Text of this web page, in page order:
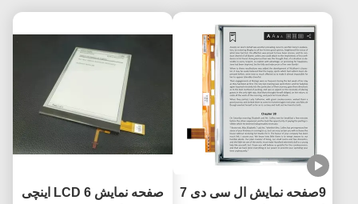
9صفحه نمایش ال سی دی 7
صفحه نمایش LCD 6 اینچی